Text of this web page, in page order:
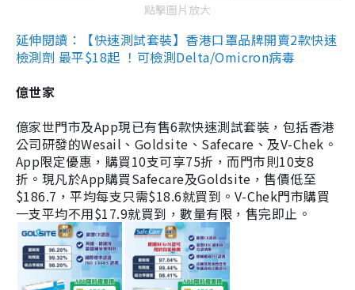
點擊圖片放大
延伸閱讀：【快速測試套裝】香港口罩品牌開賣2款快速
檢測劑 最平$18起 ！可檢測Delta/Omicron病毒
億世家
億家世門市及App現已有售6款快速測試套裝，包括香港
公司研發的Wesail、Goldsite、Safecare、及V-Chek。
App限定優惠，購買10支可享75折，而門市則10支8
折。現凡於App購買Safecare及Goldsite，售價低至
$186.7，平均每支只需$18.6就買到。V-Chek門市購買
一支平均不用$17.9就買到，數量有限，售完即止。